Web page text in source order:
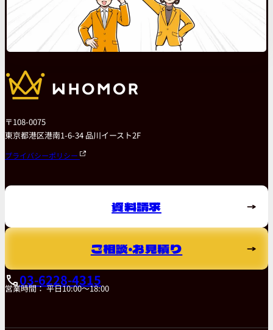
〒108-0075
東京都港区港南1-6-34 品川イースト2F
プライバシーポリシー
資料請求
ご相談・お見積り
03-6228-4315
営業時間： 平日10:00～18:00